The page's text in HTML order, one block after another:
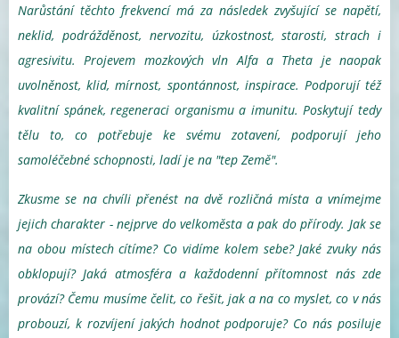
Narůstání těchto frekvencí má za následek zvyšující se napětí,
neklid, podrážděnost, nervozitu, úzkostnost, starosti, strach i
agresivitu. Projevem mozkových vln Alfa a Theta je naopak
uvolněnost, klid, mírnost, spontánnost, inspirace. Podporují též
kvalitní spánek, regeneraci organismu a imunitu. Poskytují tedy
tělu to, co potřebuje ke svému zotavení, podporují jeho
samoléčebné schopnosti, ladí je na "tep Země".
Zkusme se na chvíli přenést na dvě rozličná místa a vnímejme
jejich charakter - nejprve do velkoměsta a pak do přírody. Jak se
na obou místech cítíme? Co vidíme kolem sebe? Jaké zvuky nás
obklopují? Jaká atmosféra a každodenní přítomnost nás zde
provází? Čemu musíme čelit, co řešit, jak a na co myslet, co v nás
probouzí, k rozvíjení jakých hodnot podporuje? Co nás posiluje